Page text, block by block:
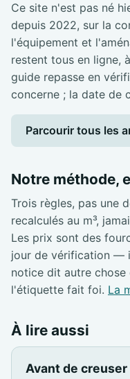
Ce site n'est pas né
depuis 2022, sur la
l'équipement et
restent tous en ligne,
guide repasse en
concerne ; la date de
Parcourir tous les
Notre méthode,
Trois règles, pas une
recalculés au m³,
Les prix sont des
jour de vérification —
notice dit autre chose
l'étiquette fait foi. La
À lire aussi
Avant de creuser